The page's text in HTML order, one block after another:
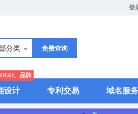
登
分类 免费查询
设计
、品牌
专利交易 域名服务